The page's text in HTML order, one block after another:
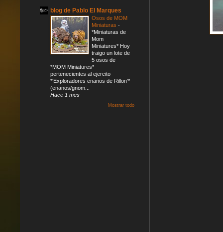
blog de Pablo El Marques
Osos de MOM
Miniaturas -
*Miniaturas de
Mom
Miniatures* Hoy
traigo un lote de
5 osos de
*MOM Miniatures*
pertenecientes al ejercito
*'Exploradores enanos de Rillon'*
(enanos/gnom...
Hace 1 mes
Mostrar todo